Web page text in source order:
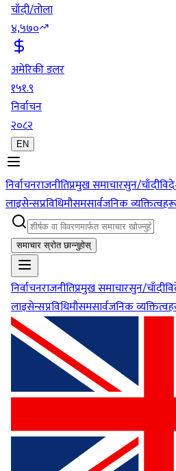
चाँदी/तोला
४,५७०
अमेरिकी डलर
१५१.९
निर्वाचन
२०८२
EN
निर्वाचनराजनीतिप्रमुख समाचारसुन/चाँदी
लाइसेन्सप्रविधिमौसमसार्वजनिक व्यक्तित्वहरू
समाचार स्रोत छान्नुहोस्
निर्वाचनराजनीतिप्रमुख समाचारसुन/चाँदी
लाइसेन्सप्रविधिमौसमसार्वजनिक